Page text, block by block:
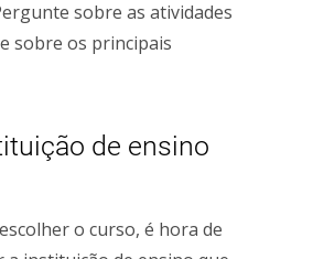
sobre as atividades
sobre os principais
de ensino
o curso, é hora de